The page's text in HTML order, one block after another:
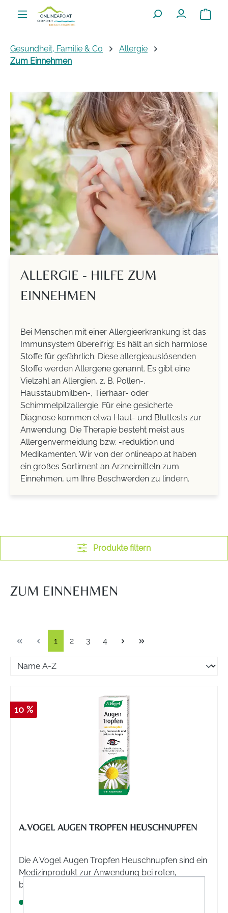
Zum Hauptinhalt springen
Gesundheit, Familie & Co
Allergie
Zum Einnehmen
ALLERGIE - HILFE ZUM
EINNEHMEN
Bei Menschen mit einer Allergieerkrankung ist das
Immunsystem übereifrig: Es hält an sich harmlose
Stoffe für gefährlich. Diese allergieauslösenden
Stoffe werden Allergene genannt. Es gibt eine
Vielzahl an Allergien, z. B. Pollen-,
Hausstaubmilben-, Tierhaar- oder
Schimmelpilzallergie. Für eine gesicherte
Diagnose kommen etwa Haut- und Bluttests zur
Anwendung. Die Therapie besteht meist aus
Allergenvermeidung bzw. -reduktion und
Medikamenten. Wir von der onlineapo.at haben
ein großes Sortiment an Arzneimitteln zum
Einnehmen, um Ihre Beschwerden zu lindern.
Produkte filtern
ZUM EINNEHMEN
Seite
1 Seite
2 Seite
3 Seite
4
10 %
A.VOGEL AUGEN TROPFEN HEUSCHNUPFEN
Die A.Vogel Augen Tropfen Heuschnupfen sind ein
Medizinprodukt zur Anwendung bei roten,
brennenden und juckenden Augen. Schnelle